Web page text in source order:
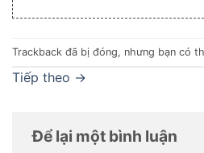
Trackback đã bị đóng, nhưng bạn có
Tiếp theo →
Để lại một bình luận